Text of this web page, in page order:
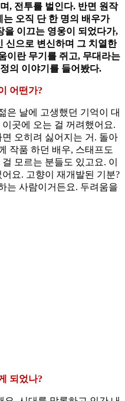
, 전투를 벌인다. 반면 원작
는 오직 단 한 명의 배우가
을 이끄는 영웅이 되었다가,
신으로 변신하며 그 치열한
이란 무기를 쥐고, 무대라는
의 이야기를 들어봤다.
어떤가?
은 날에 고생했던 기억이 대
곳에 오는 걸 꺼려했어요.
오히려 싫어지는 거. 돌아
작품 하던 배우, 스태프도
모르는 분들도 있고요. 이
요. 고향이 재개발된 기분?
는 사람이거든요. 두려움을
되었나?